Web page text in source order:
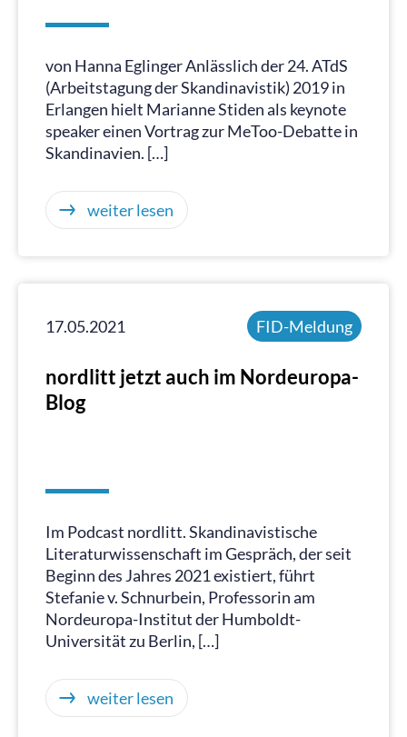
von Hanna Eglinger Anlässlich der 24. ATdS
(Arbeitstagung der Skandinavistik) 2019 in
Erlangen hielt Marianne Stiden als keynote
speaker einen Vortrag zur MeToo-Debatte in
Skandinavien. […]
weiter lesen
17.05.2021 FID-Meldung
nordlitt jetzt auch im Nordeuropa-
Blog
Im Podcast nordlitt. Skandinavistische
Literaturwissenschaft im Gespräch, der seit
Beginn des Jahres 2021 existiert, führt
Stefanie v. Schnurbein, Professorin am
Nordeuropa-Institut der Humboldt-
Universität zu Berlin, […]
weiter lesen